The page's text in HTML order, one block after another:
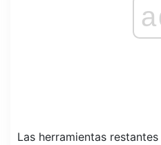
Las herramientas